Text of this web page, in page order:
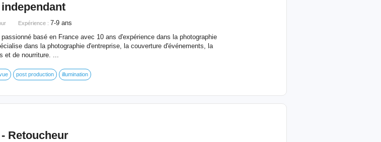
Expérience : 7-9 ans
basé en France avec 10 ans d'expérience dans la photographie
dans la photographie d'entreprise, la couverture d'événements, la
et de nourriture. ...
post production illumination
Retoucheur